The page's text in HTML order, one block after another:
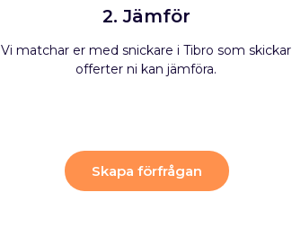
2. Jämför
Vi matchar er med snickare i Tibro som skickar
offerter ni kan jämföra.
Skapa förfrågan